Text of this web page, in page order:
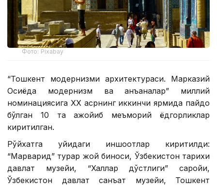
Фото: Pixabay
“Тошкент модернизми архитектураси. Марказий
Осиёда модернизм ва анъаналар” миллий
номинациясига ХХ асрнинг иккинчи ярмида пайдо
бўлган 10 та ажойиб меъморий ёдгорликлар
киритилган.
Рўйхатга қуйидаги иншоотлар киритилди:
“Марварид” турар жой биноси, Ўзбекистон тарихи
давлат музейи, “Халқлар дўстлиги” саройи,
Ўзбекистон давлат санъат музейи, Тошкент